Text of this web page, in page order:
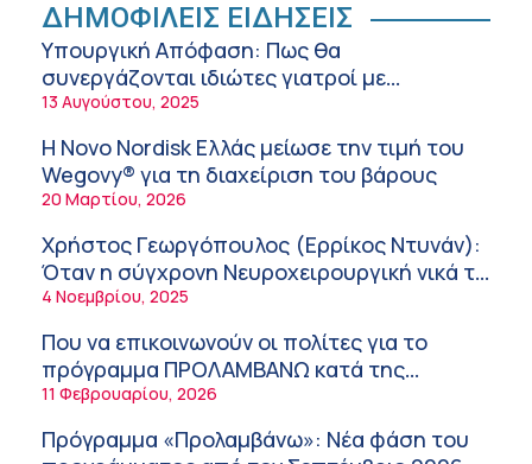
Ειρήνη Ζίγκιρη (Ερρίκος Ντυνάν): H θερμική
καταπόνηση στους ηλικιωμένους
εργαζόμενους
6:11 πμ
Σύσκεψη στον ΕΟΦ για την ομαλή
λειτουργία της εφοδιαστικής αλυσίδας των
φαρμάκων στη διάρκεια του καλοκαιριού
12:08 μμ
Μιχάλης Τάτσης, Insurance & Healthcare
Analyst, διευθυντής Επιχειρηματικής
Ανάπτυξης Ομίλου HHG
11:54 πμ
Kavita Patel: Ένα στα πέντε καινοτόμα
φάρμακα φτάνει τελικά στην Ελλάδα
9:21 πμ
Υπάρχει τελικά «δίαιτα θυρεοειδούς»; Τι
λέει η επιστήμη για τη διατροφή και τα
7:38 πμ
ΔΗΜΟΦΙΛΕΙΣ ΕΙΔΗΣΕΙΣ
Υπουργική Απόφαση: Πως θα
συνεργάζονται ιδιώτες γιατροί με
νοσοκομεία του δημοσίου συστήματος
13 Αυγούστου, 2025
Η Novo Nordisk Ελλάς μείωσε την τιμή του
Wegovy® για τη διαχείριση του βάρους
20 Μαρτίου, 2026
Χρήστος Γεωργόπουλος (Ερρίκος Ντυνάν):
Όταν η σύγχρονη Νευροχειρουργική νικά το
φόβο!
4 Νοεμβρίου, 2025
Που να επικοινωνούν οι πολίτες για το
πρόγραμμα ΠΡΟΛΑΜΒΑΝΩ κατά της
παχυσαρκίας
11 Φεβρουαρίου, 2026
Πρόγραμμα «Προλαμβάνω»: Νέα φάση του